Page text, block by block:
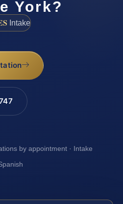
York?
Intake
by appointment · Intake